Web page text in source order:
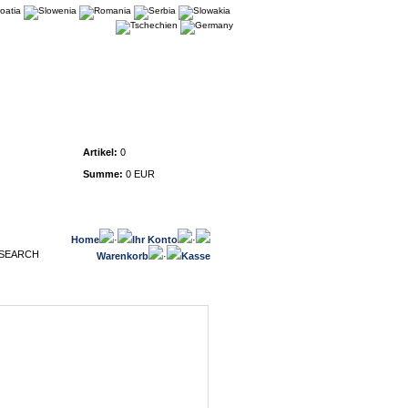
Artikel: 0
Summe: 0 EUR
Home · Ihr Konto
·
Warenkorb
· Kasse